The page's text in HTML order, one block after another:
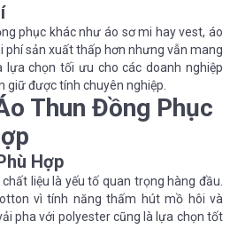
phục khác như áo sơ mi hay vest, áo
phí sản xuất thấp hơn nhưng vẫn mang
lựa chọn tối ưu cho các doanh nghiệp
giữ được tính chuyên nghiệp.
Thun Đồng Phục
Hợp
liệu là yếu tố quan trọng hàng đầu.
vì tính năng thấm hút mồ hôi và
pha với polyester cũng là lựa chọn tốt